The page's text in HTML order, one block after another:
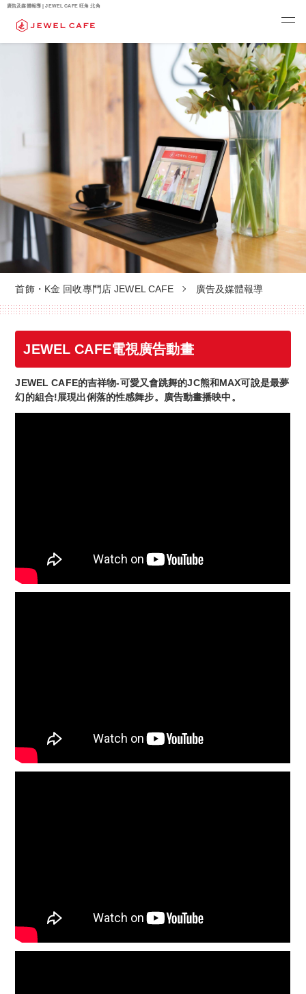
廣告及媒體報導 | JEWEL CAFE 旺角 北角
首飾・K金 回收專門店 JEWEL CAFE 廣告及媒體報導
JEWEL CAFE電視廣告動畫
JEWEL CAFE的吉祥物-可愛又會跳舞的JC熊和MAX可說是最夢
幻的組合!展現出俐落的性感舞步。廣告動畫播映中。